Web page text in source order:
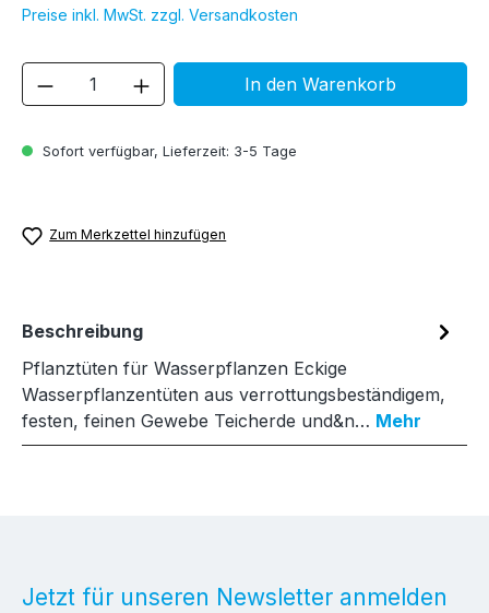
Preise inkl. MwSt. zzgl. Versandkosten
Sofort verfügbar, Lieferzeit: 3-5 Tage
Produkt Anzahl: Gib denIn den Warenkorb
Zum Merkzettel hinzufügen
Beschreibung
Pflanztüten für Wasserpflanzen Eckige
Wasserpflanzentüten aus verrottungsbeständigem,
festen, feinen Gewebe Teicherde und&n… Mehr
Jetzt für unseren Newsletter anmelden